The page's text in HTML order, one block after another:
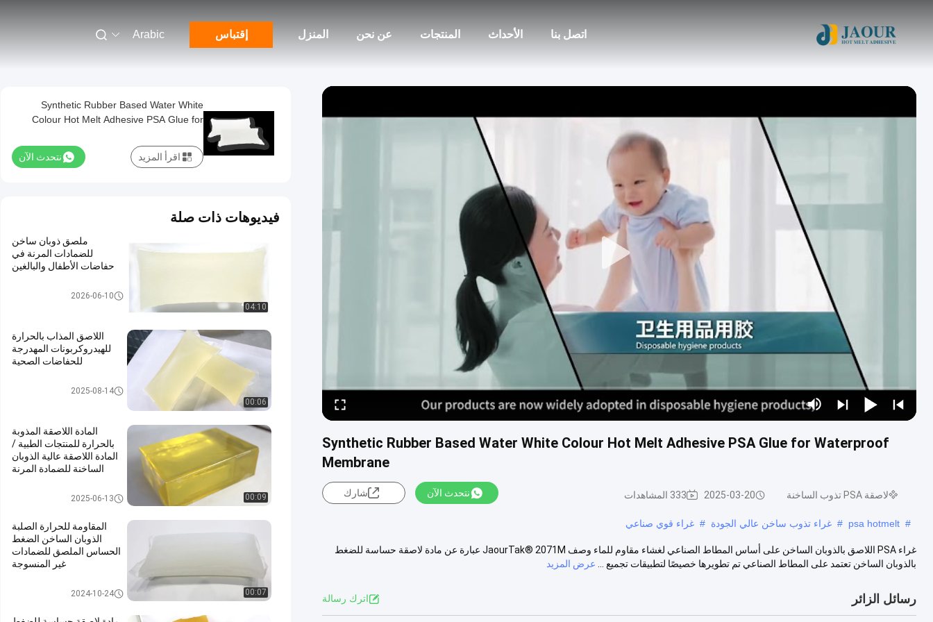
المنزل عن نحن المنتجات الأحداث اتصل بنا إقتباس Arabic
Synthetic Rubber Based Water White Colour Hot Melt Adhesive PSA Glue for Waterproof
Membrane
لاصقة PSA تذوب الساخنة 2025-03-20 333 المشاهدات نتحدث الآن شارك
#
psa hotmelt
# غراء تذوب ساخن عالي الجودة # غراء قوي صناعي
غراء PSA اللاصق بالذوبان الساخن على أساس المطاط الصناعي لغشاء مقاوم للماء وصف JaourTak® 2071M عبارة عن مادة لاصقة حساسة للضغط
بالذوبان الساخن تعتمد على المطاط الصناعي تم تطويرها خصيصًا لتطبيقات تجميع ...
عرض المزيد
رسائل الزائر اترك رسالة
Synthetic Rubber Based Water White
Colour Hot Melt Adhesive PSA Glue for
نتحدث الآن اقرأ المزيد
فيديوهات ذات صلة
04:10
ملصق ذوبان ساخن
للضمادات المرنة في
حفاضات الأطفال والبالغين
لاصقة PSA تذوب الساخنة
2026-06-10
00:06
اللاصق المذاب بالحرارة
للهيدروكربونات المهدرجة
للحفاضات الصحية
مادة لاصقة تذوب الساخنة
2025-08-14
00:09
المادة اللاصقة المذوبة
بالحرارة للمنتجات الطبية /
المادة اللاصقة عالية الذوبان
الساخنة للضمادة المرنة
المادة اللاصقة المذوبة بالحرارة لل
2025-06-13
00:07
المقاومة للحرارة الصلبة
الذوبان الساخن الضغط
الحساس الملصق للضمادات
غير المنسوجة
لاصقة PSA تذوب الساخنة
2024-10-24